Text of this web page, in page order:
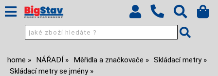
home NÁŘADÍ Měřidla a značkovače
Skládací metry
Skládací metry se jmény